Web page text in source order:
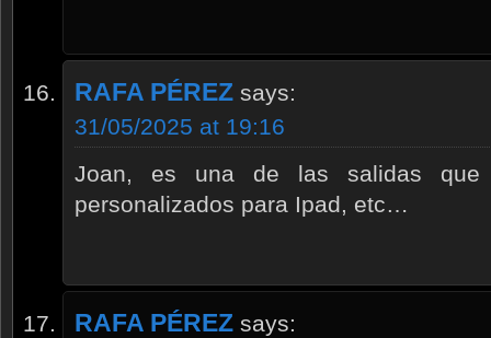
RAFA PÉREZ says:
31/05/2025 at 19:16
Joan, es una de las salidas que
personalizados para Ipad, etc…
RAFA PÉREZ says: